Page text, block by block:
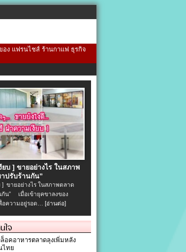
อง แฟรนไชส์ ร้านกาแฟ ธุรกิจ
ยบ ] ขายอย่างไร ในสภาพ
ปรับร้านกัน”
] ขายอย่างไร ในสภาพตลาด
กัน” เมื่อเข้ายุคขาลงของ
อความอยู่รอด… [อ่านต่อ]
ใจ
ล็อคอาหารตลาดลุงเพิ่มหลัง
ไทย